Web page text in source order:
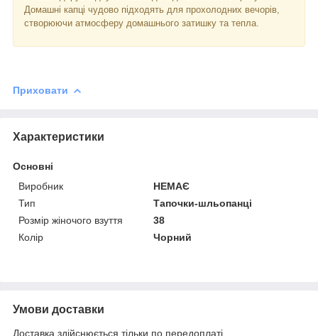
Домашні капці чудово підходять для прохолодних вечорів,
створюючи атмосферу домашнього затишку та тепла.
Приховати
Характеристики
Основні
Виробник
НЕМАЄ
Тип
Тапочки-шльопанці
Розмір жіночого взуття
38
Колір
Чорний
Умови доставки
Доставка здійснюється тільки по передоплаті.